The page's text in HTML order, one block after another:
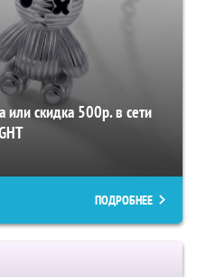
или скидка 500р. в сети
ПОДРОБНЕЕ